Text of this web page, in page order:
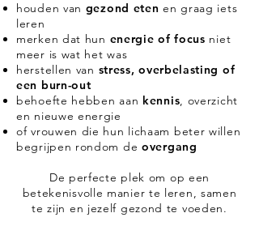
houden van gezond eten en graag iets
leren
merken dat hun energie of focus niet
meer is wat het was
herstellen van stress, overbelasting of
een burn-out
behoefte hebben aan kennis, overzicht
en nieuwe energie
of vrouwen die hun lichaam beter willen
begrijpen rondom de overgang
De perfecte plek om op een
betekenisvolle manier te leren, samen
te zijn en jezelf gezond te voeden.